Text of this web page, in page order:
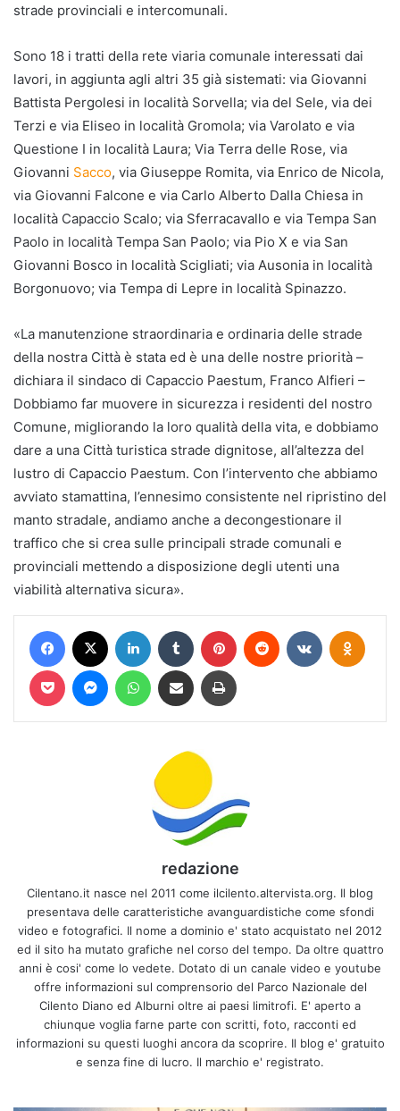
strade provinciali e intercomunali.
Sono 18 i tratti della rete viaria comunale interessati dai
lavori, in aggiunta agli altri 35 già sistemati: via Giovanni
Battista Pergolesi in località Sorvella; via del Sele, via dei
Terzi e via Eliseo in località Gromola; via Varolato e via
Questione I in località Laura; Via Terra delle Rose, via
Giovanni Sacco, via Giuseppe Romita, via Enrico de Nicola,
via Giovanni Falcone e via Carlo Alberto Dalla Chiesa in
località Capaccio Scalo; via Sferracavallo e via Tempa San
Paolo in località Tempa San Paolo; via Pio X e via San
Giovanni Bosco in località Scigliati; via Ausonia in località
Borgonuovo; via Tempa di Lepre in località Spinazzo.
«La manutenzione straordinaria e ordinaria delle strade
della nostra Città è stata ed è una delle nostre priorità –
dichiara il sindaco di Capaccio Paestum, Franco Alfieri –
Dobbiamo far muovere in sicurezza i residenti del nostro
Comune, migliorando la loro qualità della vita, e dobbiamo
dare a una Città turistica strade dignitose, all’altezza del
lustro di Capaccio Paestum. Con l’intervento che abbiamo
avviato stamattina, l’ennesimo consistente nel ripristino del
manto stradale, andiamo anche a decongestionare il
traffico che si crea sulle principali strade comunali e
provinciali mettendo a disposizione degli utenti una
viabilità alternativa sicura».
Facebook LinkedIn Tumblr Pinterest Reddit VKontakte
Pocket MessengerWhatsAppCondividi via mail Stampa
redazione
Cilentano.it nasce nel 2011 come ilcilento.altervista.org. Il blog
presentava delle caratteristiche avanguardistiche come sfondi
video e fotografici. Il nome a dominio e' stato acquistato nel 2012
ed il sito ha mutato grafiche nel corso del tempo. Da oltre quattro
anni è cosi' come lo vedete. Dotato di un canale video e youtube
offre informazioni sul comprensorio del Parco Nazionale del
Cilento Diano ed Alburni oltre ai paesi limitrofi. E' aperto a
chiunque voglia farne parte con scritti, foto, racconti ed
informazioni su questi luoghi ancora da scoprire. Il blog e' gratuito
e senza fine di lucro. Il marchio e' registrato.